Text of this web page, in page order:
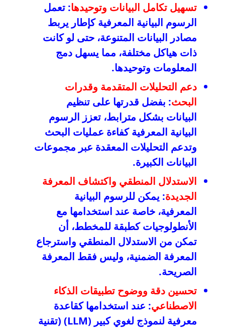
تسهيل تكامل البيانات وتوحيدها: تعمل
الرسوم البيانية المعرفية كإطار يربط
مصادر البيانات المتنوعة، حتى لو كانت
ذات هياكل مختلفة، مما يسهل دمج
المعلومات وتوحيدها.
دعم التحليلات المتقدمة وقدرات
البحث: بفضل قدرتها على تنظيم
البيانات بشكل مترابط، تعزز الرسوم
البيانية المعرفية كفاءة عمليات البحث
وتدعم التحليلات المعقدة عبر مجموعات
البيانات الكبيرة.
الاستدلال المنطقي واكتشاف المعرفة
الجديدة: يمكن للرسوم البيانية
المعرفية، خاصة عند استخدامها مع
الأنطولوجيات كطبقة للمخطط، أن
تمكن من الاستدلال المنطقي واسترجاع
المعرفة الضمنية، وليس فقط المعرفة
الصريحة.
تحسين دقة ووضوح تطبيقات الذكاء
الاصطناعي: عند استخدامها كقاعدة
معرفية لنموذج لغوي كبير (LLM) (تقنية